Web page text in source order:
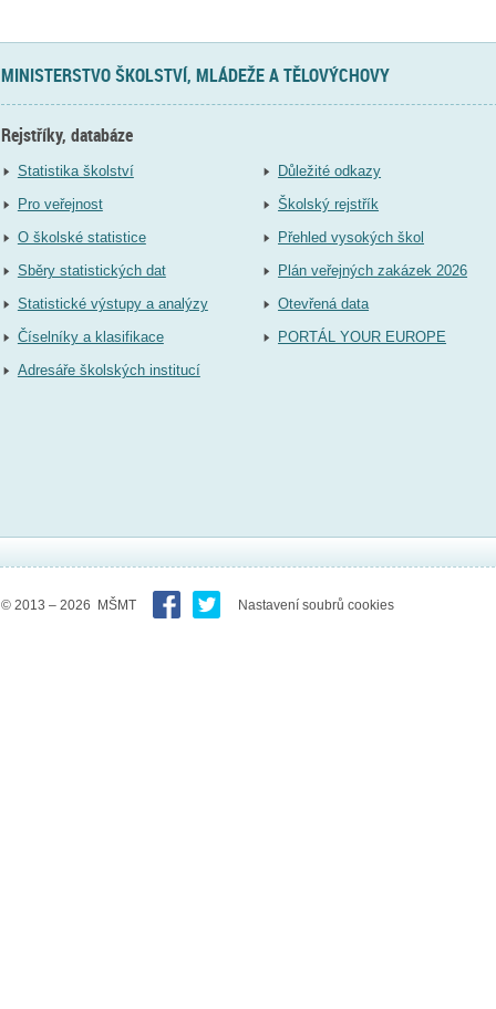
MINISTERSTVO ŠKOLSTVÍ, MLÁDEŽE A TĚLOVÝCHOVY
Rejstříky, databáze
Statistika školství
Pro veřejnost
O školské statistice
Sběry statistických dat
Statistické výstupy a analýzy
Číselníky a klasifikace
Adresáře školských institucí
Důležité odkazy
Školský rejstřík
Přehled vysokých škol
Plán veřejných zakázek 2026
Otevřená data
PORTÁL YOUR EUROPE
© 2013 – 2026 MŠMT Nastavení soubrů cookies